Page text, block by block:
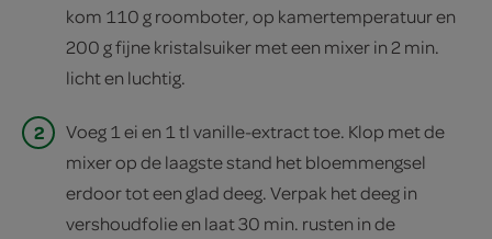
kom 110 g roomboter, op kamertemperatuur en
200 g fijne kristalsuiker met een mixer in 2 min.
licht en luchtig.
2
Voeg 1 ei en 1 tl vanille-extract toe. Klop met de
mixer op de laagste stand het bloemmengsel
erdoor tot een glad deeg. Verpak het deeg in
vershoudfolie en laat 30 min. rusten in de